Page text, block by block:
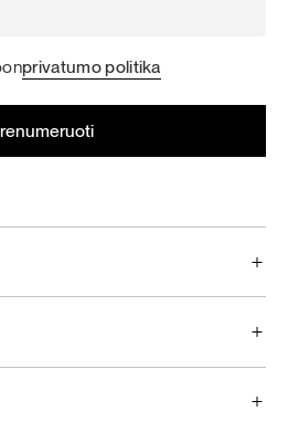
privatumo politika